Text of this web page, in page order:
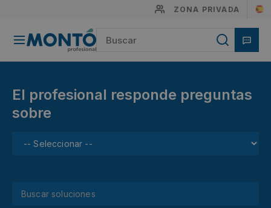
ZONA PRIVADA
El profesional responde preguntas
sobre